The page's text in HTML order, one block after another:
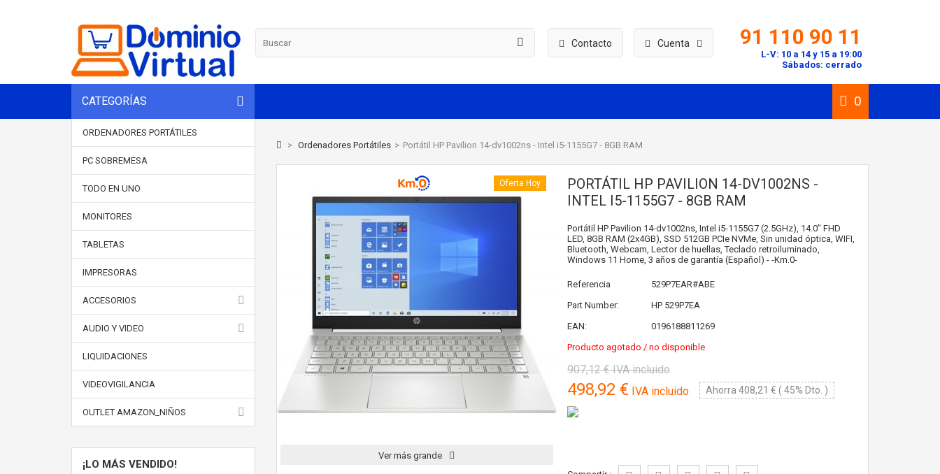
Cuenta
Contacto 91 110 90 11
L-V: 10 a 14 y 15 a 19:00
Sábados: cerrado
CATEGORÍAS 0
ORDENADORES PORTÁTILES
PC SOBREMESA
TODO EN UNO
MONITORES
TABLETAS
IMPRESORAS
ACCESORIOS
AUDIO Y VIDEO
LIQUIDACIONES
VIDEOVIGILANCIA
OUTLET AMAZON_NIÑOS
¡LO MÁS VENDIDO!
> Ordenadores Portátiles > Portátil HP Pavilion 14-dv1002ns - Intel i5-1155G7 - 8GB RAM
Oferta Hoy
Ver más grande
PORTÁTIL HP PAVILION 14-DV1002NS -
INTEL I5-1155G7 - 8GB RAM
Portátil HP Pavilion 14-dv1002ns, Intel i5-1155G7 (2.5GHz), 14.0" FHD
LED, 8GB RAM (2x4GB), SSD 512GB PCIe NVMe, Sin unidad óptica, WIFI,
Bluetooth, Webcam, Lector de huellas, Teclado retroiluminado,
Windows 11 Home, 3 años de garantía (Español) - -Km.0-
Referencia
529P7EAR#ABE
Part Number:
HP 529P7EA
EAN:
0196188811269
Producto agotado / no disponible
907,12 €IVA incluido
498,92 € IVA incluido Ahorra 408,21 € ( 45% Dto. )